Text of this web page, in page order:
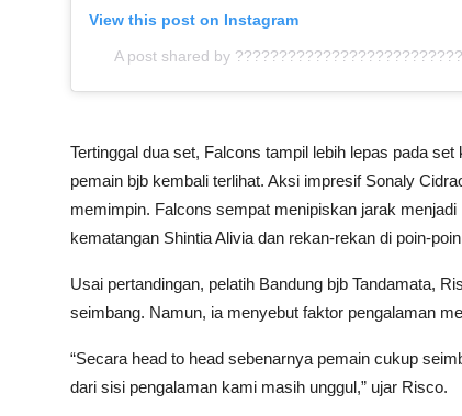
View this post on Instagram
A post shared by
Tertinggal dua set, Falcons tampil lebih lepas pada
pemain bjb kembali terlihat. Aksi impresif Sonaly
memimpin. Falcons sempat menipiskan jarak
kematangan Shintia Alivia dan rekan-rekan di poin-
Usai pertandingan, pelatih Bandung bjb Tandamata,
seimbang. Namun, ia menyebut faktor pengalaman
“Secara head to head sebenarnya pemain cukup
dari sisi pengalaman kami masih unggul,” ujar Risco.